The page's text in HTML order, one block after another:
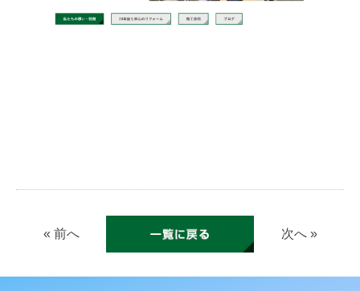
« 前へ 次へ »